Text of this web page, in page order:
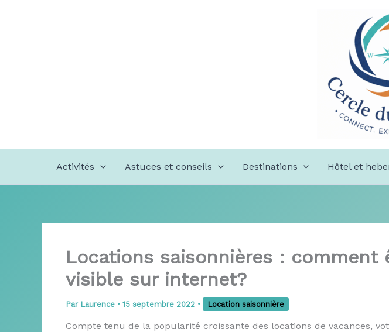
Activités Astuces et conseils Destinations Hôtel et
Locations saisonnières : comment
visible sur internet?
Par Laurence • 15 septembre 2022 • Location saisonnière
Compte tenu de la popularité croissante des locations de vacances,